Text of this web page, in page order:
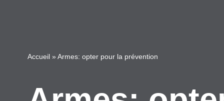
Accueil » Armes: opter pour la prévention